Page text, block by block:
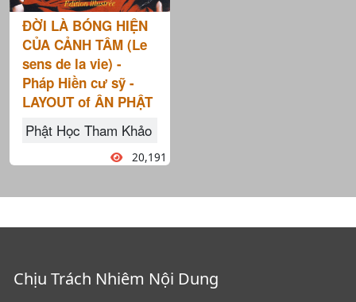
ĐỜI LÀ BÓNG HIỆN
CỦA CẢNH TÂM (Le
sens de la vie) -
Pháp Hiền cư sỹ -
LAYOUT of ÂN PHẬT
Phật Học Tham Khảo
20,191
Chịu Trách Nhiêm Nội Dung